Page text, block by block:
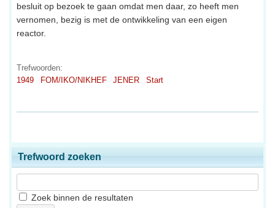
besluit op bezoek te gaan omdat men daar, zo heeft men
vernomen, bezig is met de ontwikkeling van een eigen
reactor.
Trefwoorden:
1949
FOM/IKO/NIKHEF JENER Start
Trefwoord zoeken
Zoek binnen de resultaten